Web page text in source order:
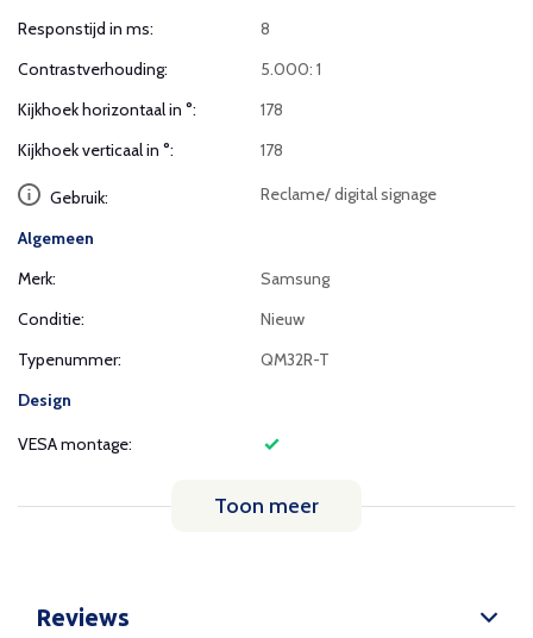
Responstijd in ms:
8
Contrastverhouding:
5.000: 1
Kijkhoek horizontaal in °:
178
Kijkhoek verticaal in °:
178
Gebruik: Reclame/ digital signage
Algemeen
Merk:
Samsung
Conditie:
Nieuw
Typenummer:
QM32R-T
Design
VESA montage:
Toon meer
Reviews